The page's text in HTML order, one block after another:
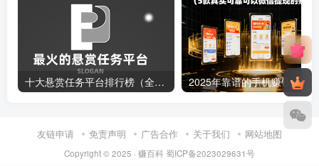
十大悬赏任务平台排行榜（全网最好的悬赏任务平台）
友链申请 免责声明 广告合作 关于我们 网站地图
Copyright © 2025 · 赚百科蜀ICP备2023029631号